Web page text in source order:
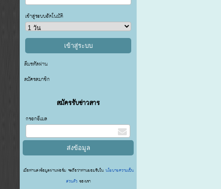
เข้าสู่ระบบอัตโนมัติ
ลืมรหัสผ่าน
สมัครสมาชิก
สมัครรับข่าวสาร
กรอกอีเมล
เมื่อท่านส่งข้อมูลผ่านฟอร์ม จะถือว่าท่านยอมรับในนโยบายความเป็น
ส่วนตัว ของเรา